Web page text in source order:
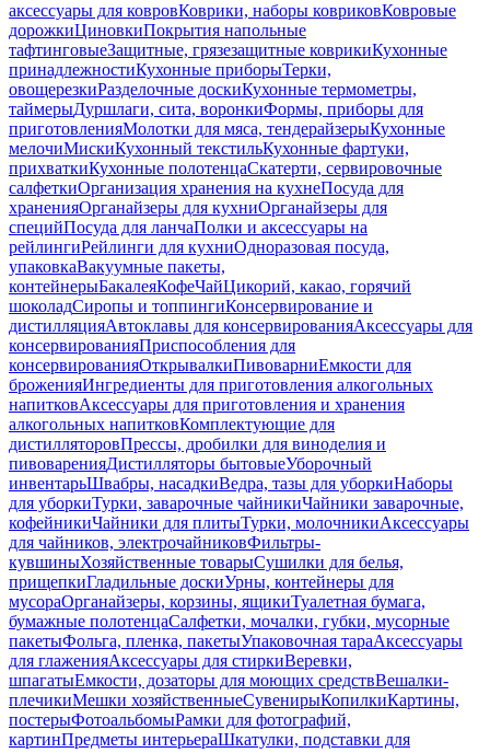
аксессуары для ковровКоврики, наборы ковриковКовровые
дорожкиЦиновкиПокрытия напольные
тафтинговыеЗащитные, грязезащитные коврикиКухонные
принадлежностиКухонные приборыТерки,
овощерезкиРазделочные доскиКухонные термометры,
таймерыДуршлаги, сита, воронкиФормы, приборы для
приготовленияМолотки для мяса, тендерайзерыКухонные
мелочиМискиКухонный текстильКухонные фартуки,
прихваткиКухонные полотенцаСкатерти, сервировочные
салфеткиОрганизация хранения на кухнеПосуда для
храненияОрганайзеры для кухниОрганайзеры для
специйПосуда для ланчаПолки и аксессуары на
рейлингиРейлинги для кухниОдноразовая посуда,
упаковкаВакуумные пакеты,
контейнерыБакалеяКофеЧайЦикорий, какао, горячий
шоколадСиропы и топпингиКонсервирование и
дистилляцияАвтоклавы для консервированияАксессуары для
консервированияПриспособления для
консервированияОткрывалкиПивоварниЕмкости для
броженияИнгредиенты для приготовления алкогольных
напитковАксессуары для приготовления и хранения
алкогольных напитковКомплектующие для
дистилляторовПрессы, дробилки для виноделия и
пивоваренияДистилляторы бытовыеУборочный
инвентарьШвабры, насадкиВедра, тазы для уборкиНаборы
для уборкиТурки, заварочные чайникиЧайники заварочные,
кофейникиЧайники для плитыТурки, молочникиАксессуары
для чайников, электрочайниковФильтры-
кувшиныХозяйственные товарыСушилки для белья,
прищепкиГладильные доскиУрны, контейнеры для
мусораОрганайзеры, корзины, ящикиТуалетная бумага,
бумажные полотенцаСалфетки, мочалки, губки, мусорные
пакетыФольга, пленка, пакетыУпаковочная тараАксессуары
для глаженияАксессуары для стиркиВеревки,
шпагатыЕмкости, дозаторы для моющих средствВешалки-
плечикиМешки хозяйственныеСувенирыКопилкиКартины,
постерыФотоальбомыРамки для фотографий,
картинПредметы интерьераШкатулки, подставки для